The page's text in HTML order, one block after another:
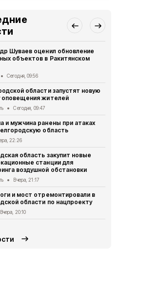
Шуваев оценил обновление
объектов в Ракитянском
Сегодня, 09:56
области запустят новую
оповещения жителей
Сегодня, 09:47
и мужчина ранены при атаках
область
22:26
область закупит новые
станции для
воздушной обстановки
Вчера, 21:17
и мост отремонтировали в
области по нацпроекту
Вчера, 20:10